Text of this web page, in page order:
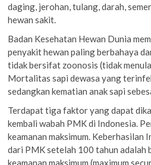
daging, jerohan, tulang, darah,
hewan sakit.
Badan Kesehatan Hewan Dunia
penyakit hewan paling berbahaya
tidak bersifat zoonosis (tidak
Mortalitas sapi dewasa yang
sedangkan kematian anak sapi
Terdapat tiga faktor yang dapat
kembali wabah PMK di Indonesia.
keamanan maksimum. Keberhasilan
dari PMK setelah 100 tahun adalah
keamanan maksimum (maximum